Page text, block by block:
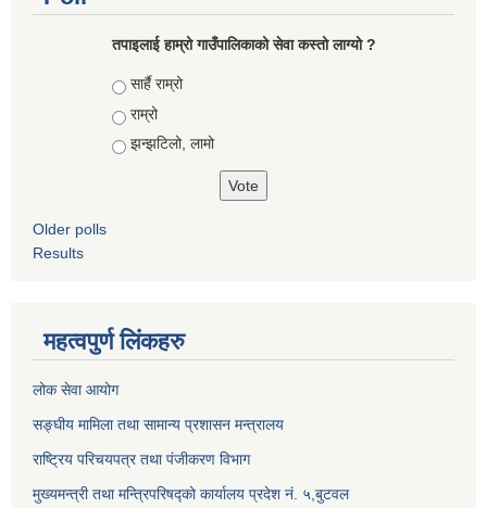
तपाइलाई हाम्रो गाउँपालिकाको सेवा कस्तो लाग्यो ?
Choices
सार्है राम्रो
राम्रो
झन्झटिलो, लामो
Older polls
Results
महत्वपुर्ण लिंकहरु
लोक सेवा आयोग
सङ्घीय मामिला तथा सामान्य प्रशासन मन्त्रालय
राष्ट्रिय परिचयपत्र तथा पंजीकरण विभाग
मुख्यमन्त्री तथा मन्त्रिपरिषद्को कार्यालय प्रदेश नं. ५,बुटवल